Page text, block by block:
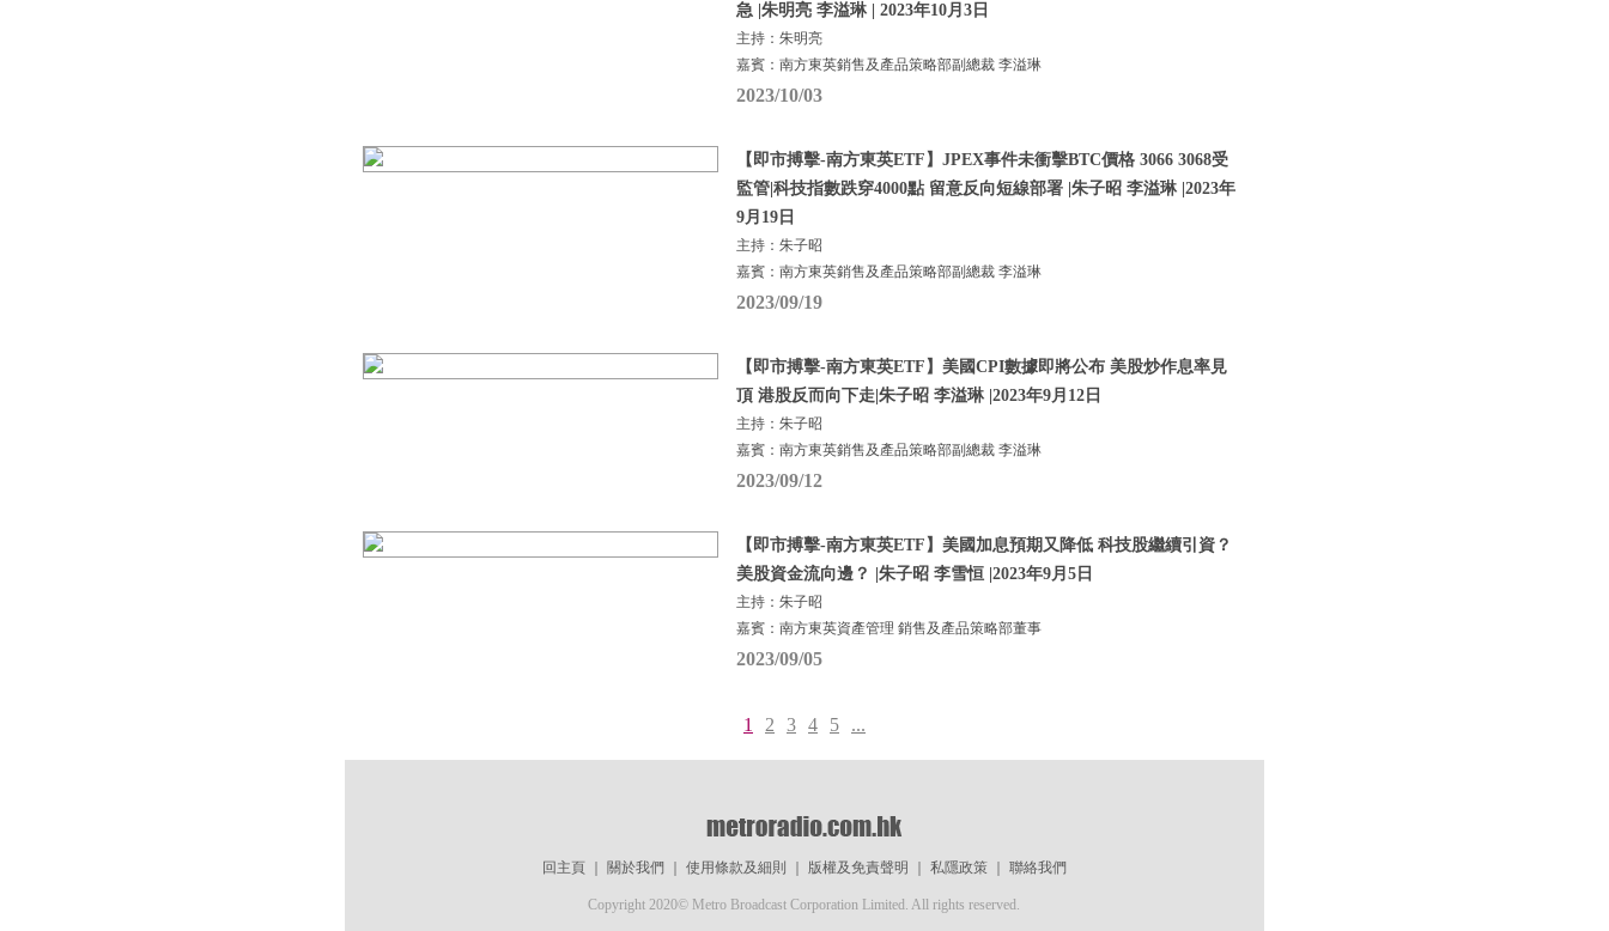
急 |朱明亮 李溢琳 | 2023年10月3日
主持：朱明亮
嘉賓：南方東英銷售及產品策略部副總裁 李溢琳
2023/10/03
【即市搏擊-南方東英ETF】JPEX事件未衝擊BTC價格 3066 3068受
監管|科技指數跌穿4000點 留意反向短線部署 |朱子昭 李溢琳 |2023年
9月19日
主持：朱子昭
嘉賓：南方東英銷售及產品策略部副總裁 李溢琳
2023/09/19
【即市搏擊-南方東英ETF】美國CPI數據即將公布 美股炒作息率見
頂 港股反而向下走|朱子昭 李溢琳 |2023年9月12日
主持：朱子昭
嘉賓：南方東英銷售及產品策略部副總裁 李溢琳
2023/09/12
【即市搏擊-南方東英ETF】美國加息預期又降低 科技股繼續引資？
美股資金流向邊？ |朱子昭 李雪恒 |2023年9月5日
主持：朱子昭
嘉賓：南方東英資產管理 銷售及產品策略部董事
2023/09/05
1 2 3 4 5 ...
回主頁｜ 關於我們 使用條款及細則 版權及免責聲明 私隱政策｜ 聯絡我們
Copyright 2020© Metro Broadcast Corporation Limited. All rights reserved.